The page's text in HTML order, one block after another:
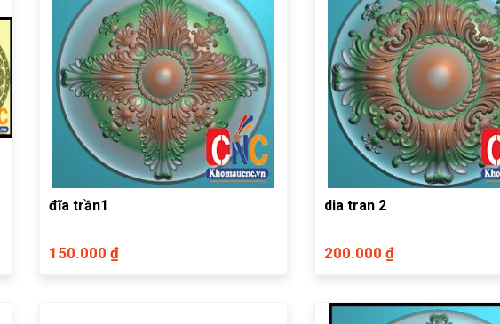
đĩa trần1
150.000 ₫
dia tran 2
200.000 ₫